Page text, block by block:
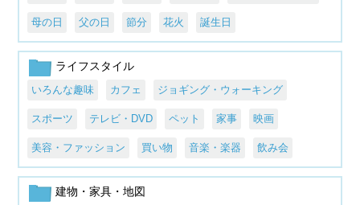
母の日 父の日 節分 花火 誕生日
ライフスタイル
いろんな趣味 カフェ ジョギング・ウォーキング
スポーツ テレビ・DVD ペット 家事 映画
美容・ファッション 買い物 音楽・楽器 飲み会
建物・家具・地図